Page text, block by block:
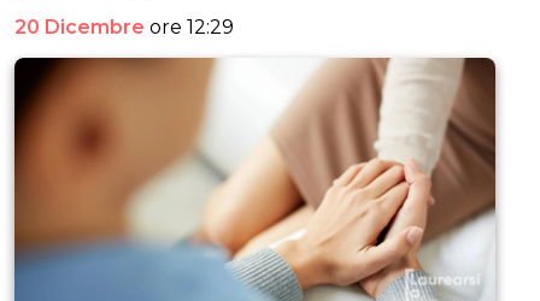
20 Dicembre ore 12:29